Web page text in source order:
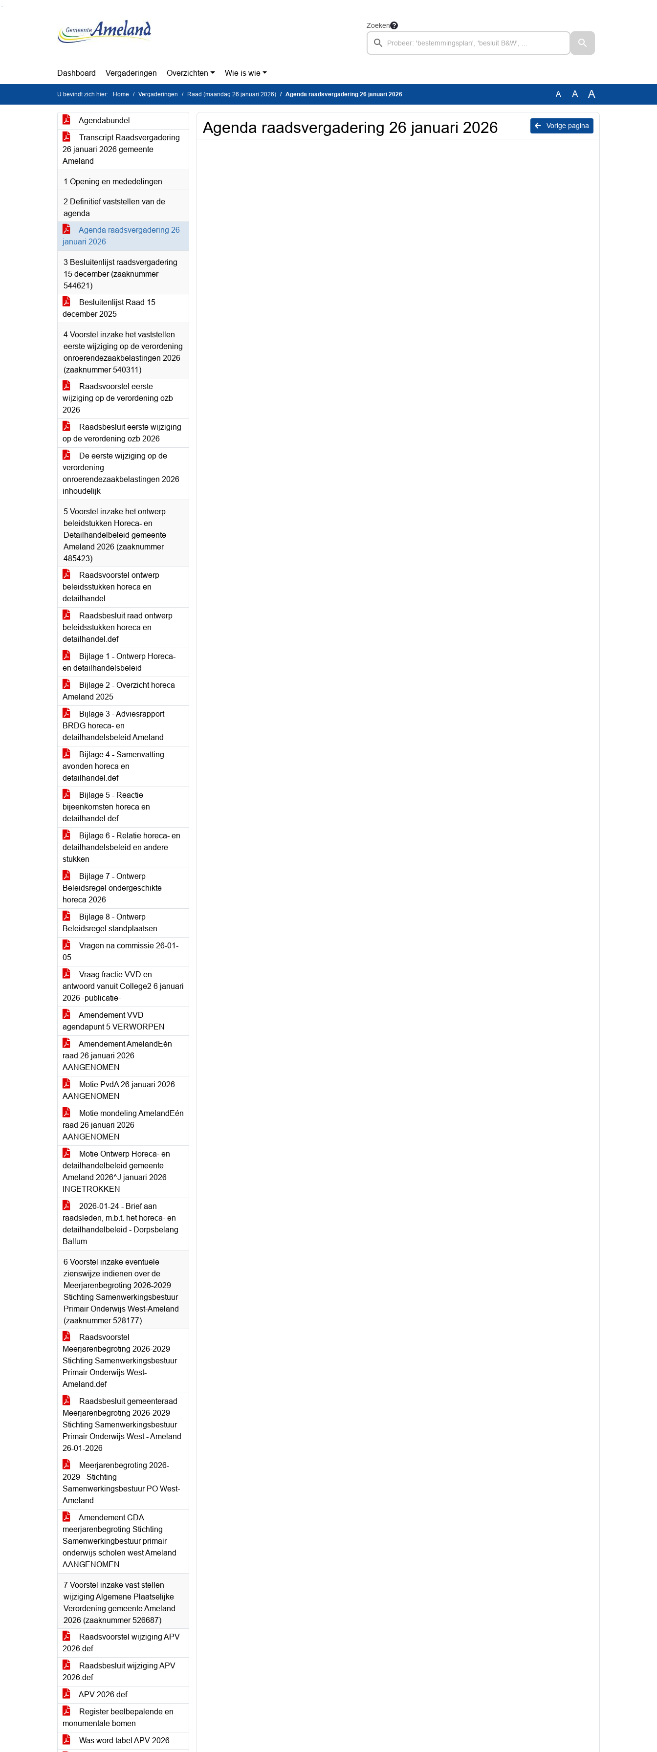
Zoeken
Dashboard Vergaderingen Overzichten Wie is wie
U bevindt zich hier: Home Vergaderingen Raad (maandag 26 januari 2026) Agenda raadsvergadering 26 januari 2026 A A A
Agendabundel
Transcript Raadsvergadering
26 januari 2026 gemeente
Ameland
1 Opening en mededelingen
2 Definitief vaststellen van de
agenda
Agenda raadsvergadering 26
januari 2026
3 Besluitenlijst raadsvergadering
15 december (zaaknummer
544621)
Besluitenlijst Raad 15
december 2025
4 Voorstel inzake het vaststellen
eerste wijziging op de verordening
onroerendezaakbelastingen 2026
(zaaknummer 540311)
Raadsvoorstel eerste
wijziging op de verordening ozb
2026
Raadsbesluit eerste wijziging
op de verordening ozb 2026
De eerste wijziging op de
verordening
onroerendezaakbelastingen 2026
inhoudelijk
5 Voorstel inzake het ontwerp
beleidstukken Horeca- en
Detailhandelbeleid gemeente
Ameland 2026 (zaaknummer
485423)
Raadsvoorstel ontwerp
beleidsstukken horeca en
detailhandel
Raadsbesluit raad ontwerp
beleidsstukken horeca en
detailhandel.def
Bijlage 1 - Ontwerp Horeca-
en detailhandelsbeleid
Bijlage 2 - Overzicht horeca
Ameland 2025
Bijlage 3 - Adviesrapport
BRDG horeca- en
detailhandelsbeleid Ameland
Bijlage 4 - Samenvatting
avonden horeca en
detailhandel.def
Bijlage 5 - Reactie
bijeenkomsten horeca en
detailhandel.def
Bijlage 6 - Relatie horeca- en
detailhandelsbeleid en andere
stukken
Bijlage 7 - Ontwerp
Beleidsregel ondergeschikte
horeca 2026
Bijlage 8 - Ontwerp
Beleidsregel standplaatsen
Vragen na commissie 26-01-
05
Vraag fractie VVD en
antwoord vanuit College2 6 januari
2026 -publicatie-
Amendement VVD
agendapunt 5 VERWORPEN
Amendement AmelandEén
raad 26 januari 2026
AANGENOMEN
Motie PvdA 26 januari 2026
AANGENOMEN
Motie mondeling AmelandEén
raad 26 januari 2026
AANGENOMEN
Motie Ontwerp Horeca- en
detailhandelbeleid gemeente
Ameland 2026^J januari 2026
INGETROKKEN
2026-01-24 - Brief aan
raadsleden, m.b.t. het horeca- en
detailhandelbeleid - Dorpsbelang
Ballum
6 Voorstel inzake eventuele
zienswijze indienen over de
Meerjarenbegroting 2026-2029
Stichting Samenwerkingsbestuur
Primair Onderwijs West-Ameland
(zaaknummer 528177)
Raadsvoorstel
Meerjarenbegroting 2026-2029
Stichting Samenwerkingsbestuur
Primair Onderwijs West-
Ameland.def
Raadsbesluit gemeenteraad
Meerjarenbegroting 2026-2029
Stichting Samenwerkingsbestuur
Primair Onderwijs West - Ameland
26-01-2026
Meerjarenbegroting 2026-
2029 - Stichting
Samenwerkingsbestuur PO West-
Ameland
Amendement CDA
meerjarenbegroting Stichting
Samenwerkingbestuur primair
onderwijs scholen west Ameland
AANGENOMEN
7 Voorstel inzake vast stellen
wijziging Algemene Plaatselijke
Verordening gemeente Ameland
2026 (zaaknummer 526687)
Raadsvoorstel wijziging APV
2026.def
Raadsbesluit wijziging APV
2026.def
APV 2026.def
Register beelbepalende en
monumentale bomen
Was word tabel APV 2026
Vorige pagina
Agenda raadsvergadering 26 januari 2026